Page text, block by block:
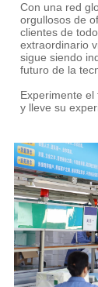
Con una red
orgullosos de
clientes de
extraordinario
sigue siendo
futuro de la
Experimente
y lleve su